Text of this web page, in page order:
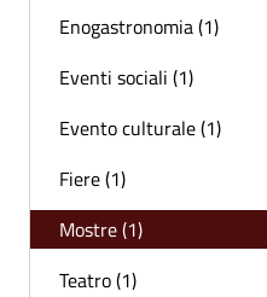
Enogastronomia (1)
Eventi sociali (1)
Evento culturale (1)
Fiere (1)
Mostre (1)
Teatro (1)